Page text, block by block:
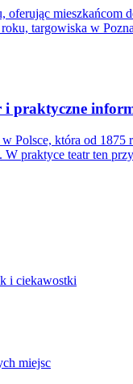
oferując
targowiska w
praktyczne
Polsce, która od
praktyce teatr ten
i ciekawostki
miejsc